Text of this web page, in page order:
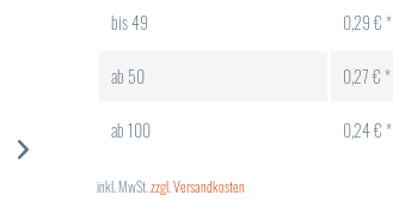
bis49 0,29 € *
ab 50 0,27 € *
ab100 0,24 € *
inkl. MwSt.zzgl. Versandkosten